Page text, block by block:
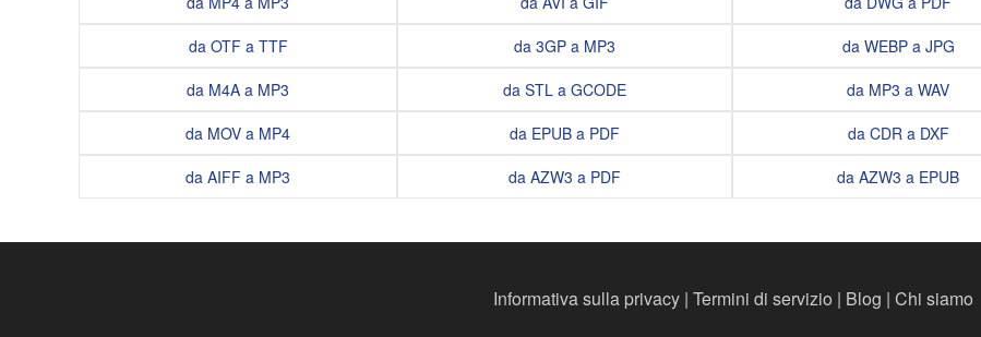
da OTF a TTF
da M4A a MP3
da MOV a MP4
da AIFF a MP3
da 3GP a MP3
da STL a GCODE
da EPUB a PDF
da AZW3 a PDF
da WEBP a JPG
da MP3 a WAV
da CDR a DXF
da AZW3 a EPUB
Informativa sulla privacy | Termini di servizio | Blog | Chi siamo